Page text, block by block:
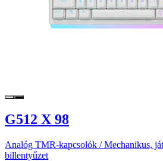
G512 X 98
Analóg TMR-kapcsolók / Mechanikus,
billentyűzet